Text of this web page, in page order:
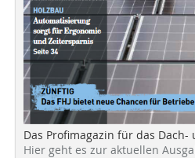
Das Profimagazin für das
Hier geht es zur aktuellen